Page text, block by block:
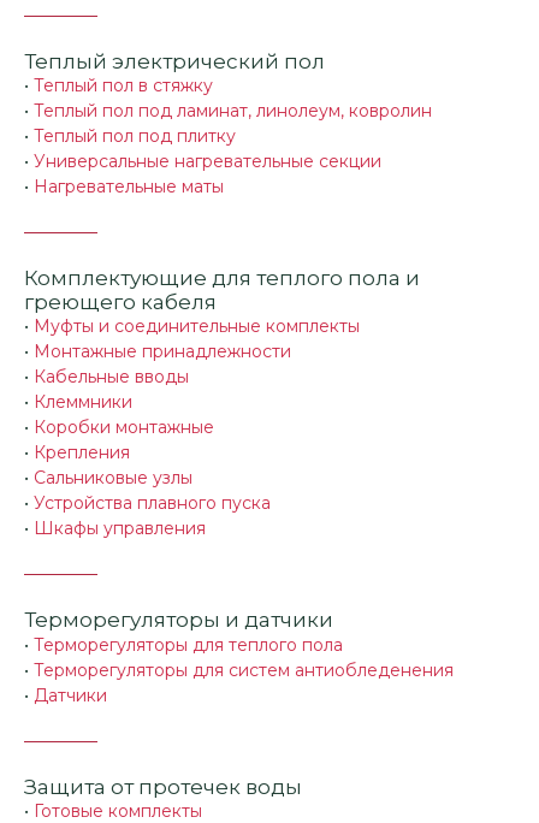
Теплый электрический пол
• Теплый пол в стяжку
• Теплый пол под ламинат, линолеум, ковролин
• Теплый пол под плитку
• Универсальные нагревательные секции
• Нагревательные маты
Комплектующие для теплого пола и
греющего кабеля
• Муфты и соединительные комплекты
• Монтажные принадлежности
• Кабельные вводы
• Клеммники
• Коробки монтажные
• Крепления
• Сальниковые узлы
• Устройства плавного пуска
• Шкафы управления
Терморегуляторы и датчики
• Терморегуляторы для теплого пола
• Терморегуляторы для систем антиобледенения
• Датчики
Защита от протечек воды
• Готовые комплекты